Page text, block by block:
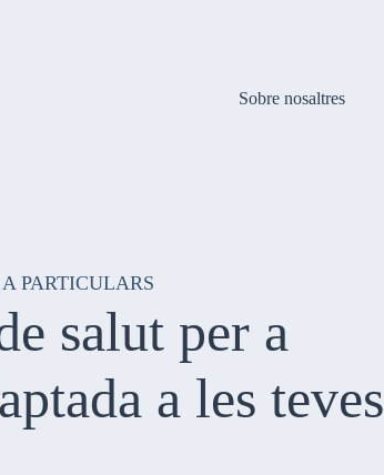
Sobre nosaltres
PARTICULARS
salut per a
a les teves